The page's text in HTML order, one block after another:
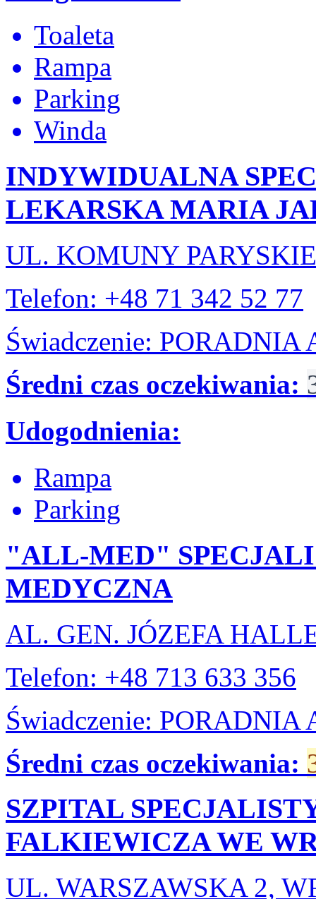
Toaleta
Rampa
Parking
Winda
INDYWIDUALNA
LEKARSKA MARIA
UL. KOMUNY
Telefon: +48 71 342 52 77
Świadczenie:
Średni czas oczekiwania:
Udogodnienia:
Rampa
Parking
"ALL-MED"
MEDYCZNA
AL. GEN. JÓZEFA
Telefon: +48 713 633 356
Świadczenie:
Średni czas oczekiwania:
SZPITAL
FALKIEWICZA WE
UL. WARSZAWSKA 2,